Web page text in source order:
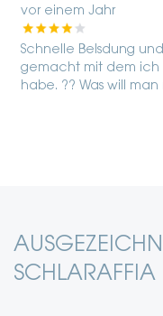
vor einem Jahr
Schnelle Belsdung
gemacht mit dem ich
habe. ?? Was will man
SCHLARAFFIA